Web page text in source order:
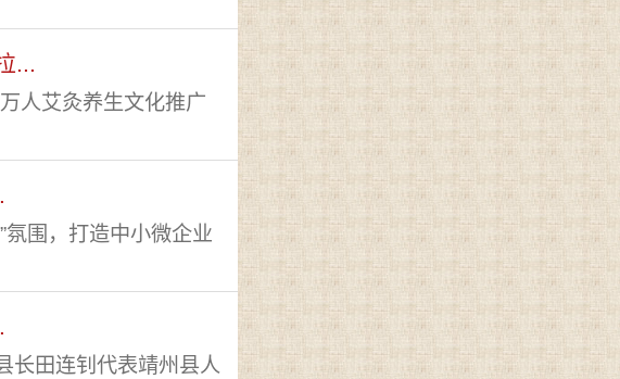
...
人艾灸养生文化推广
氛围，打造中小微企业
长田连钊代表靖州县人